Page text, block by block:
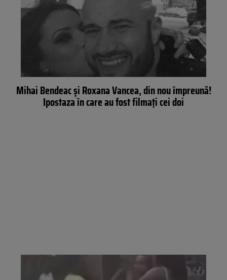
Mihai Bendeac și Roxana Vancea, din nou împreună!
Ipostaza în care au fost filmați cei doi